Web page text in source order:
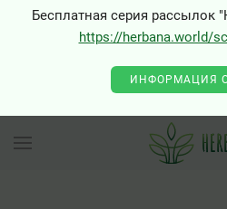
Бесплатная серия рассылок
https://herbana.world/
ИНФОРМАЦИЯ